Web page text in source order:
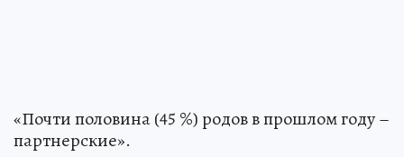
«Почти половина (45 %) родов в прошлом году –
партнерские».